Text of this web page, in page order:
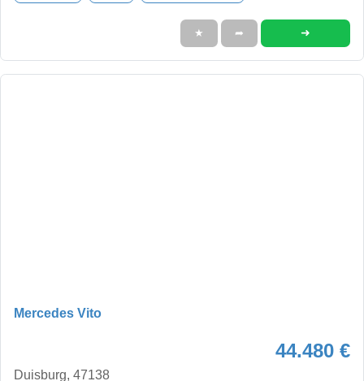
★ ➦ ➜
Mercedes Vito
44.480 €
Duisburg, 47138